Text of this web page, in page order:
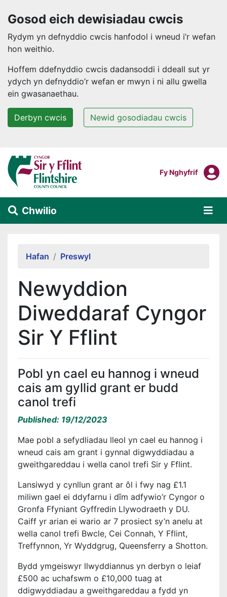
Gosod eich dewisiadau cwcis
Rydym yn defnyddio cwcis hanfodol i wneud i’r wefan
hon weithio.
Hoffem ddefnyddio cwcis dadansoddi i ddeall sut yr
ydych yn defnyddio’r wefan er mwyn i ni allu gwella
ein gwasanaethau.
Derbyn cwcis Newid gosodiadau cwcis
Neidio i'r prif gynnwys
Mewngofnodi I
Fy Nghyfrif
Chwilio
Hafan Preswyl
Newyddion
Diweddaraf Cyngor
Sir Y Fflint
Pobl yn cael eu hannog i wneud
cais am gyllid grant er budd
canol trefi
Published: 19/12/2023
Mae pobl a sefydliadau lleol yn cael eu hannog i
wneud cais am grant i gynnal digwyddiadau a
gweithgareddau i wella canol trefi Sir y Fflint.
Lansiwyd y cynllun grant ar ôl i fwy nag £1.1
miliwn gael ei ddyfarnu i dîm adfywio’r Cyngor o
Gronfa Ffyniant Gyffredin Llywodraeth y DU.
Caiff yr arian ei wario ar 7 prosiect sy’n anelu at
wella canol trefi Bwcle, Cei Connah, Y Fflint,
Treffynnon, Yr Wyddgrug, Queensferry a Shotton.
Bydd ymgeiswyr llwyddiannus yn derbyn o leiaf
£500 ac uchafswm o £10,000 tuag at
ddigwyddiadau a gweithgareddau a fydd yn